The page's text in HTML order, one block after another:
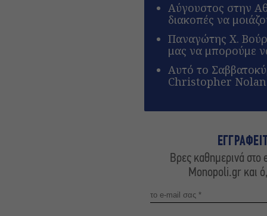
Αύγουστος στην
διακοπές να
Παναγώτης Χ.
μας να μπορούμε
Αυτό το
Christopher
Βρες καθημερινά στο
Monopoli.gr και